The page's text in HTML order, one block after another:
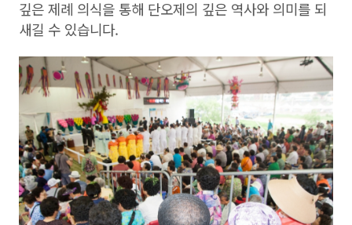
깊은 제례 의식을 통해 단오제의 깊은 역사와 의미를 되
새길 수 있습니다.